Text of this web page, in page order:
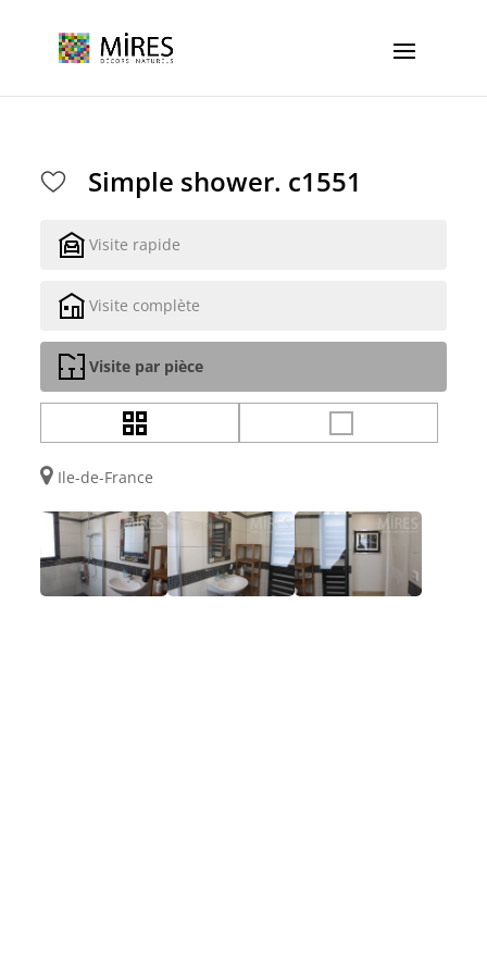
Simple shower. c1551
Visite rapide
Visite complète
Visite par pièce
Ile-de-France